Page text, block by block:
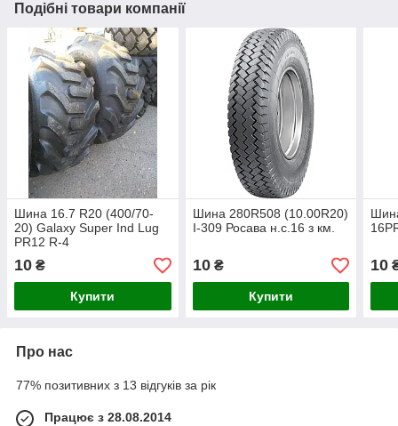
Подібні товари компанії
Шина 16.7 R20 (400/70-
20) Galaxy Super Ind Lug
PR12 R-4
10 ₴
Купити
Шина 280R508 (10.00R20)
І-309 Росава н.с.16 з км.
10₴
Купити
10
Про нас
77% позитивних з 13 відгуків за рік
Працює з 28.08.2014